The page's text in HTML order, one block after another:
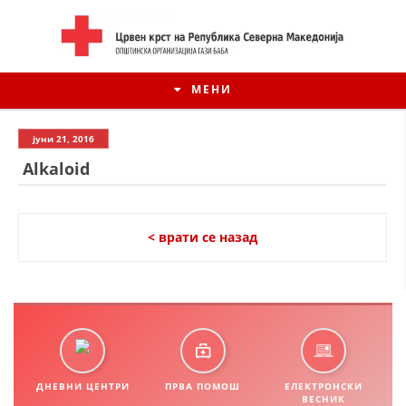
МЕНИ
ИСТОРИЈАТ НА ЦКРСМ
ИСТОРИЈАТ НА ДВИЖЕЊЕТО
јуни 21, 2016
Alkaloid
< врати се назад
ДНЕВНИ ЦЕНТРИ ПРВА ПОМОШ
ЕЛЕКТРОНСКИ
ВЕСНИК